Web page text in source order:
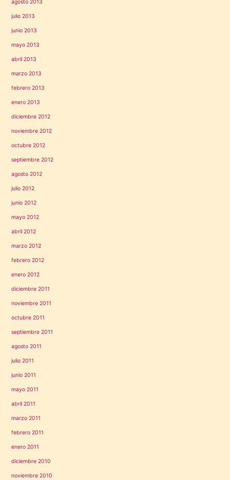
agosto 2013
julio 2013
junio 2013
mayo 2013
abril 2013
marzo 2013
febrero 2013
enero 2013
diciembre 2012
noviembre 2012
octubre 2012
septiembre 2012
agosto 2012
julio 2012
junio 2012
mayo 2012
abril 2012
marzo 2012
febrero 2012
enero 2012
diciembre 2011
noviembre 2011
octubre 2011
septiembre 2011
agosto 2011
julio 2011
junio 2011
mayo 2011
abril 2011
marzo 2011
febrero 2011
enero 2011
diciembre 2010
noviembre 2010